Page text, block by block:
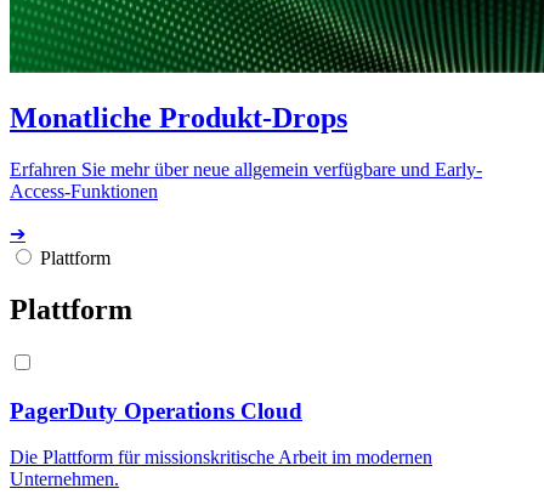
Monatliche Produkt-Drops
Erfahren Sie mehr über neue allgemein verfügbare und Early-
Access-Funktionen
➔
Plattform
Plattform
PagerDuty Operations Cloud
Die Plattform für missionskritische Arbeit im modernen
Unternehmen.